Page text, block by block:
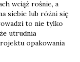
wciąż rośnie, a
siebie lub różni się
to nie tylko
utrudnia
opakowania